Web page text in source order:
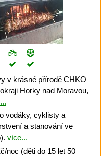
v krásné přírodě CHKO
Horky nad Moravou,
vodáky, cyklisty a
a stanování ve
více...
noc (děti do 15 let 50